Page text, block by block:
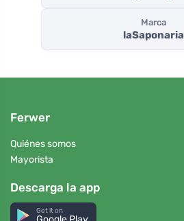
Marca
laSaponaria
Ferwer
Quiénes somos
Mayorista
Descarga la app
Get it on